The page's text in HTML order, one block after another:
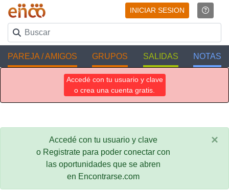
INICIAR SESION
PAREJA / AMIGOS GRUPOS SALIDAS NOTAS
Accedé con tu usuario y clave
o crea una cuenta gratis.
Accedé con tu usuario y clave
o Registrate para poder conectar con
las oportunidades que se abren
en Encontrarse.com
×